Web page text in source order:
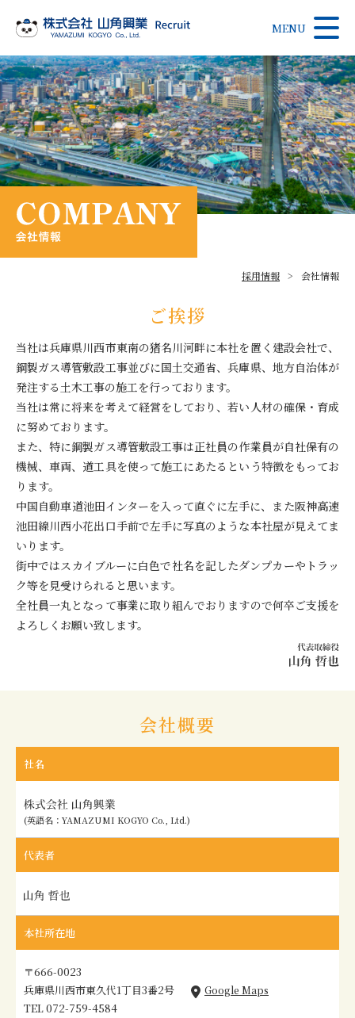
MENU
採用情報 会社情報
ご挨拶
当社は兵庫県川西市東南の猪名川河畔に本社を置く建設会社で、
鋼製ガス導管敷設工事並びに国土交通省、兵庫県、地方自治体が
発注する土木工事の施工を行っております。
当社は常に将来を考えて経営をしており、若い人材の確保・育成
に努めております。
また、特に鋼製ガス導管敷設工事は正社員の作業員が自社保有の
機械、車両、道工具を使って施工にあたるという特徴をもってお
ります。
中国自動車道池田インターを入って直ぐに左手に、また阪神高速
池田線川西小花出口手前で左手に写真のような本社屋が見えてま
いります。
街中ではスカイブルーに白色で社名を記したダンプカーやトラッ
ク等を見受けられると思います。
全社員一丸となって事業に取り組んでおりますので何卒ご支援を
よろしくお願い致します。
会社概要
社名
(英語名：YAMAZUMI KOGYO Co., Ltd.)
代表者
本社所在地
〒666-0023
兵庫県川西市東久代1丁目3番2号
Google Maps
TEL 072-759-4584